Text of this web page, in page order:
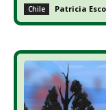
Chile Patricia